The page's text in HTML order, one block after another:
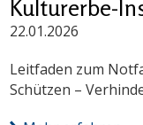
Kulturerbe-
22.01.2026
Leitfaden zum
Schützen –